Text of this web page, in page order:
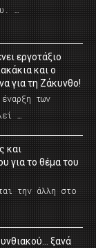
…
εργοτάξιο
και ο
για τη Ζάκυνθο!
των
…
και
για το θέμα του
την άλλη στο
ξανά